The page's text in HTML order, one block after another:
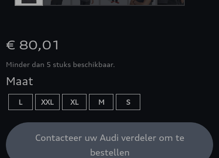
€ 80,01
Minder dan 5 stuks beschikbaar.
Maat
L XXL XL M S
Contacteer uw Audi verdeler om te
bestellen